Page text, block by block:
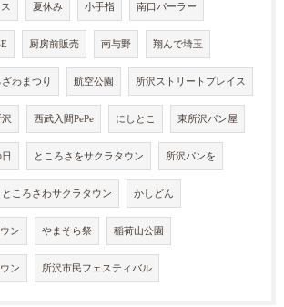
夏休み 小手指 南口パーラー
厨房前販売 南与野 翔んで埼玉
ざわまつり 航空公園 所沢ストリートプレイス
西武入間PePe にしとこ 東所沢パン屋
ところさをサクラタウン 所沢パンを
ところさわサクラタウン かしどん
ン やまそら祭 稲荷山公園
ン 所沢市民フェスティバル